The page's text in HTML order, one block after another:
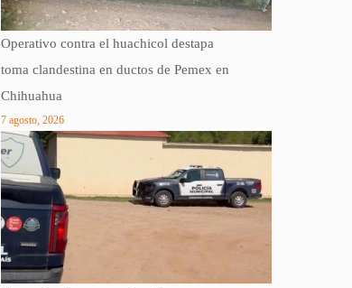
Operativo contra el huachicol destapa
toma clandestina en ductos de Pemex en
Chihuahua
7 agosto, 2026